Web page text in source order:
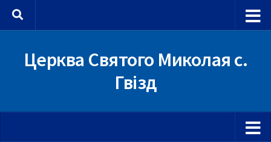
Skip to content
Церква Святого Миколая с.
Гвізд